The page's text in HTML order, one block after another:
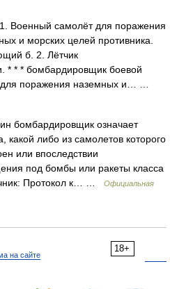
Военный самолёт для поражения
и морских целей противника.
б. 2. Лётчик
* * * бомбардировщик боевой
для поражения наземных и… …
бомбардировщик означает
какой либо из самолетов которого
или впоследствии
под бомбы или ракеты класса
Протокол к… …
Официальная
18+
на сайте